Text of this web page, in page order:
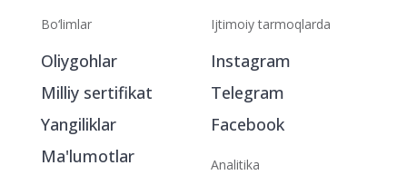
Bo‘limlar
Oliygohlar
Milliy sertifikat
Yangiliklar
Ma'lumotlar
Ijtimoiy tarmoqlarda
Instagram
Telegram
Facebook
Analitika